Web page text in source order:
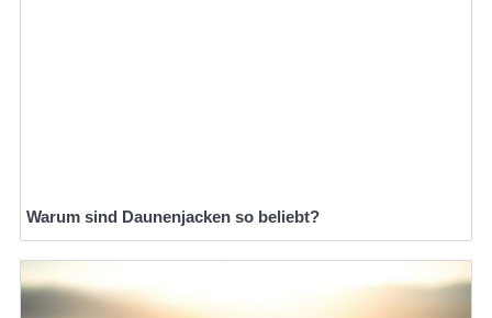
Warum sind Daunenjacken so beliebt?